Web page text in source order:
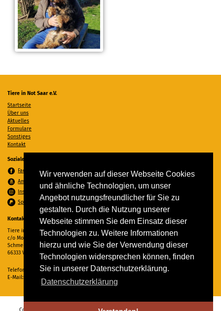
Wir verwenden auf dieser Webseite Cookies
und ähnliche Technologien, um unser
Angebot nutzungsfreundlicher für Sie zu
gestalten. Durch die Nutzung unserer
Webseite stimmen Sie dem Einsatz dieser
Technologien zu. Weitere Informationen
hierzu und wie Sie der Verwendung dieser
Technologien widersprechen können, finden
Sie in unserer Datenschutzerklärung.
Datenschutzerklärung
Tiere in Not Saar e.V.
Startseite
Über uns
Aktuelles
Formulare
Sonstiges
Kontakt
Soziale Medien
Facebook
Amazon Wunschzettel
Instagram
Spenden per PayPal
Kontakt
Tiere in Not Saar e.V.
c/o Monika Ewen
Schmelzer Straße 22
66333 Völklingen
Telefon:
06898 294862
E-Mail:
info@tiere-in-not-saar.de
Copyright © 2026 Tiere in Not Saar e.V. Alle Rechte vorbehalten. -